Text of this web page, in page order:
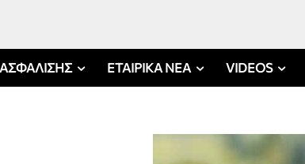
ΕΤΑΙΡΙΚΑ ΝΕΑ VIDEOS